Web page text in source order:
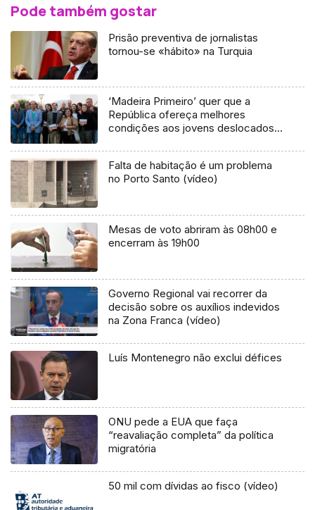
Pode também gostar
Prisão preventiva de jornalistas
tornou-se «hábito» na Turquia
‘Madeira Primeiro’ quer que a
República ofereça melhores
condições aos jovens deslocados
Falta de habitação é um problema
no Porto Santo (vídeo)
Mesas de voto abriram às 08h00 e
encerram às 19h00
Governo Regional vai recorrer da
decisão sobre os auxílios indevidos
na Zona Franca (vídeo)
Luís Montenegro não exclui défices
ONU pede a EUA que faça
“reavaliação completa” da política
migratória
50 mil com dívidas ao fisco (vídeo)